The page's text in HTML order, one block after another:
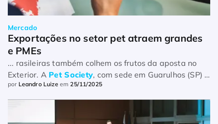
Mercado
Exportações no setor pet atraem grandes
e PMEs
... rasileiras também colhem os frutos da aposta no
Exterior. A Pet Society, com sede em Guarulhos (SP) e
focada em higiene e estética animal, acelera sua
expansão ...
por Leandro Luize em25/11/2025